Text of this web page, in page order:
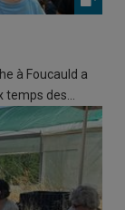
à Foucauld a
temps des…